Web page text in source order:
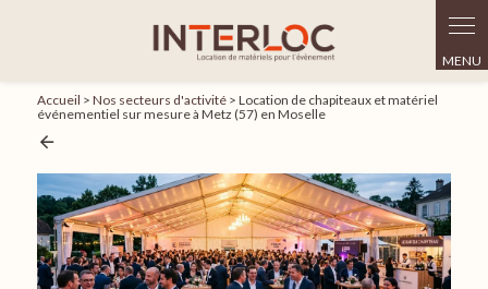
Accueil > Nos secteurs d'activité> Location de chapiteaux et matériel
événementiel sur mesure à Metz (57) en Moselle